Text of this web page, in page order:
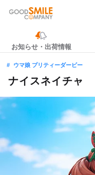
お知らせ・出荷情報
ウマ娘 プリティーダービー
ナイスネイチャ